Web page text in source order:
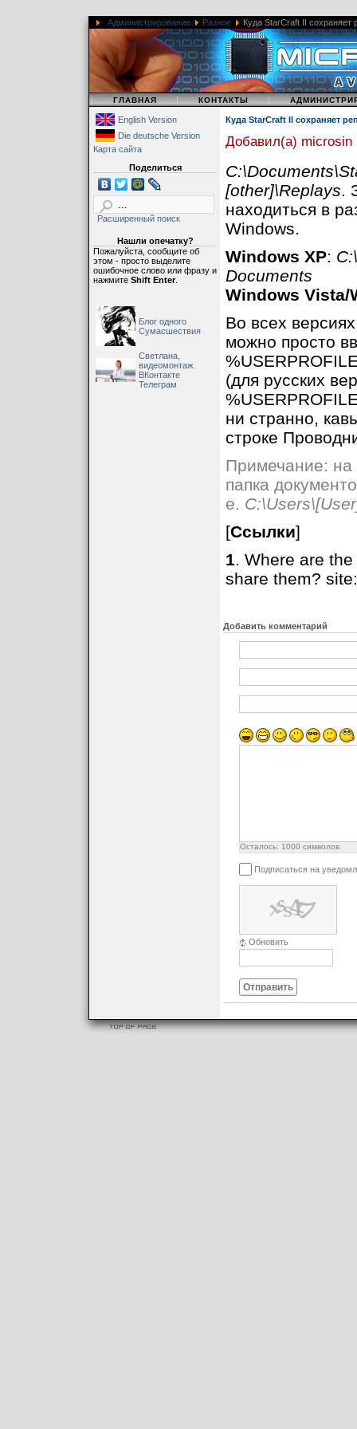
Администрирование Разное Куда StarCraft II сохраняет
| ГЛАВНАЯ | КОНТАКТЫ |
English Version
Die deutsche Version
Карта сайта
Поделиться
Расширенный поиск
Нашли опечатку?
Пожалуйста, сообщите об
этом - просто выделите
ошибочное слово или фразу и
нажмите Shift Enter.
Блог одного
Сумасшествия
Светлана,
видеомонтаж
ВКонтакте
Телеграм
Куда StarCraft II сохраняет
Добавил(а) microsin
[other]\Replays.
находиться в
Windows.
Windows XP:
Documents
Windows Vista/
Во всех
можно просто
(для русских
ни странно,
строке
Примечание: на
папка
е.
[Ссылки]
1. Where are
share them?
Добавить комментарий
Осталось: 1000 символов
Подписаться на
Обновить
Отправить